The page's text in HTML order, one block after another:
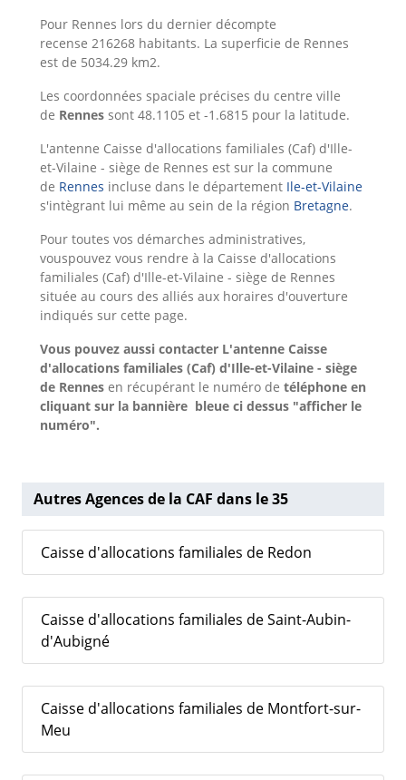
Pour Rennes lors du dernier décompte
recense 216268 habitants. La superficie de Rennes
est de 5034.29 km2.
Les coordonnées spaciale précises du centre ville
de Rennes sont 48.1105 et -1.6815 pour la latitude.
L'antenne Caisse d'allocations familiales (Caf) d'Ille-
et-Vilaine - siège de Rennes est sur la commune
de Rennes incluse dans le département Ile-et-Vilaine
s'intègrant lui même au sein de la région Bretagne.
Pour toutes vos démarches administratives,
vouspouvez vous rendre à la Caisse d'allocations
familiales (Caf) d'Ille-et-Vilaine - siège de Rennes
située au cours des alliés aux horaires d'ouverture
indiqués sur cette page.
Vous pouvez aussi contacter L'antenne Caisse
d'allocations familiales (Caf) d'Ille-et-Vilaine - siège
de Rennes en récupérant le numéro de téléphone en
cliquant sur la bannière bleue ci dessus "afficher le
numéro".
Autres Agences de la CAF dans le 35
Caisse d'allocations familiales de Redon
Caisse d'allocations familiales de Saint-Aubin-
d'Aubigné
Caisse d'allocations familiales de Montfort-sur-
Meu